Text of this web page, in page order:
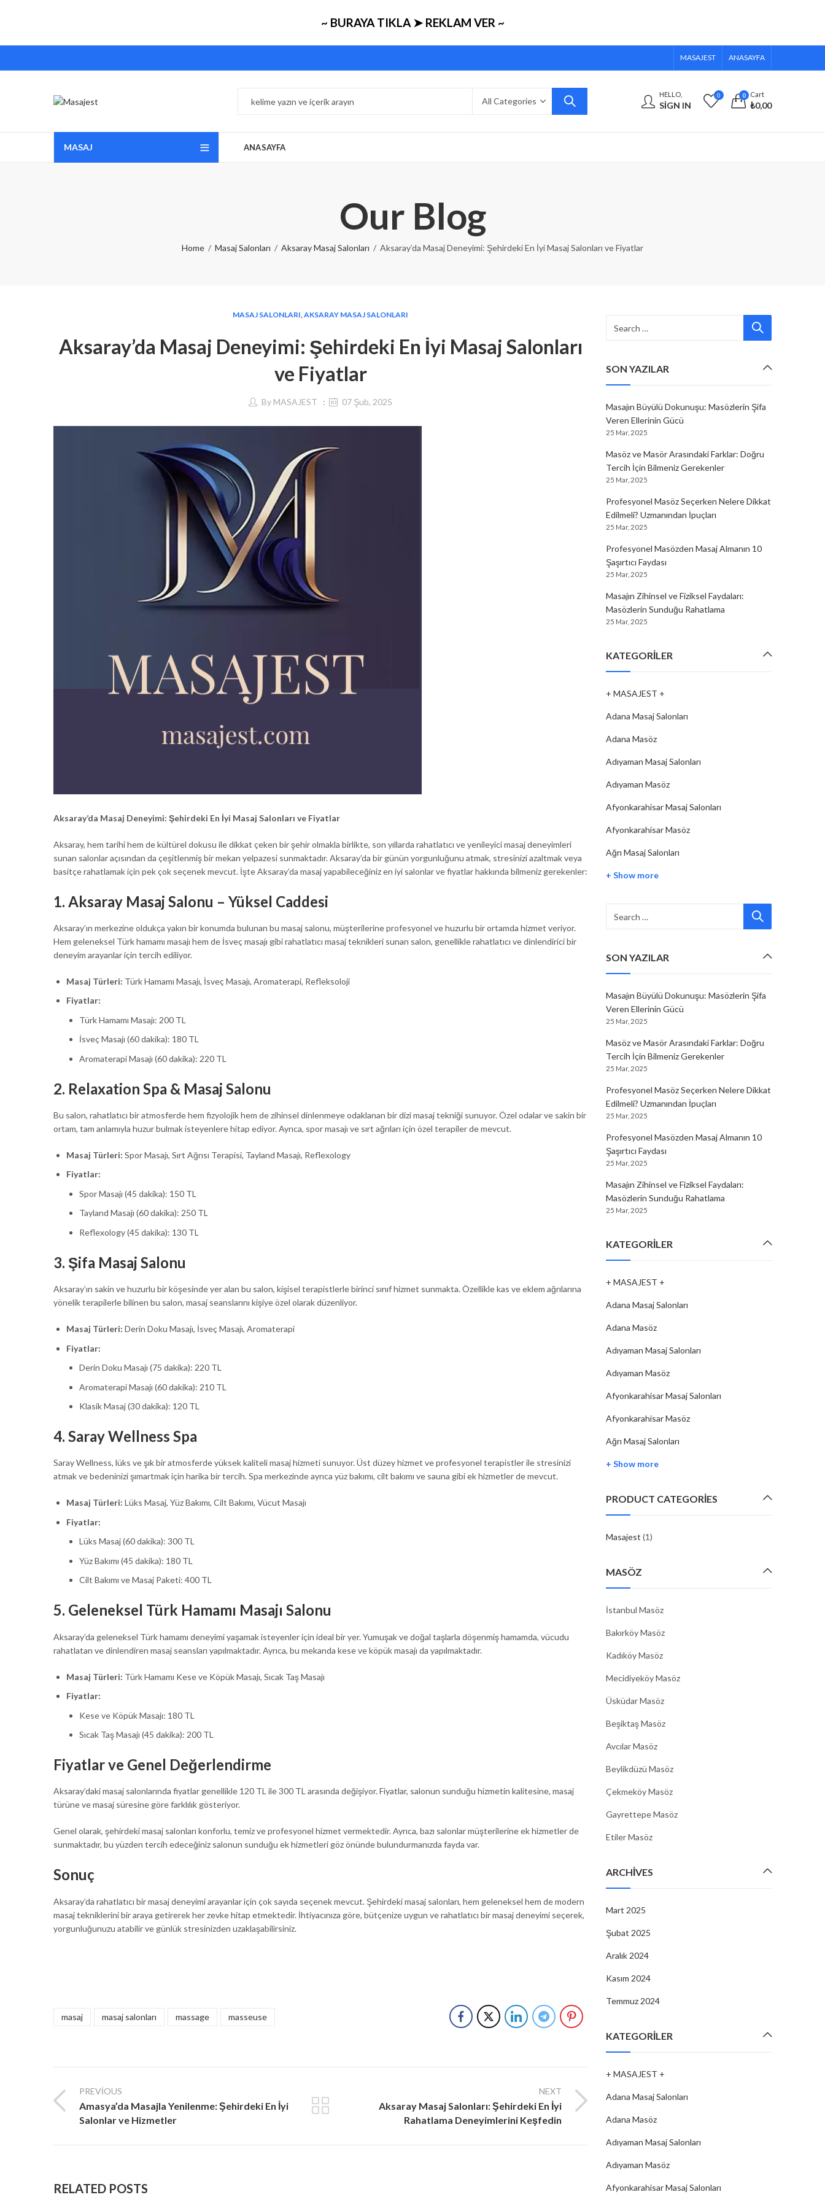
~ BURAYA TIKLA ➤ REKLAM VER ~
MASAJEST ANASAYFA
HELLO,
SIGN IN
0 0 Cart
₺0,00
MASAJ ANASAYFA
Our Blog
Home Masaj Salonları Aksaray Masaj Salonları Aksaray’da Masaj Deneyimi: Şehirdeki En İyi Masaj Salonları ve Fiyatlar
MASAJ SALONLARI,AKSARAY MASAJ SALONLARI
Aksaray’da Masaj Deneyimi: Şehirdeki En İyi Masaj Salonları
ve Fiyatlar
By MASAJEST 07 Şub, 2025
Aksaray’da Masaj Deneyimi: Şehirdeki En İyi Masaj Salonları ve Fiyatlar
Aksaray, hem tarihi hem de kültürel dokusu ile dikkat çeken bir şehir olmakla birlikte, son yıllarda rahatlatıcı ve yenileyici masaj deneyimleri
sunan salonlar açısından da çeşitlenmiş bir mekan yelpazesi sunmaktadır. Aksaray’da bir günün yorgunluğunu atmak, stresinizi azaltmak veya
basitçe rahatlamak için pek çok seçenek mevcut. İşte Aksaray’da masaj yapabileceğiniz en iyi salonlar ve fiyatlar hakkında bilmeniz gerekenler:
1. Aksaray Masaj Salonu – Yüksel Caddesi
Aksaray’ın merkezine oldukça yakın bir konumda bulunan bu masaj salonu, müşterilerine profesyonel ve huzurlu bir ortamda hizmet veriyor.
Hem geleneksel Türk hamamı masajı hem de İsveç masajı gibi rahatlatıcı masaj teknikleri sunan salon, genellikle rahatlatıcı ve dinlendirici bir
deneyim arayanlar için tercih ediliyor.
Masaj Türleri: Türk Hamamı Masajı, İsveç Masajı, Aromaterapi, Refleksoloji
Fiyatlar:
Türk Hamamı Masajı: 200 TL
İsveç Masajı (60 dakika): 180 TL
Aromaterapi Masajı (60 dakika): 220 TL
2. Relaxation Spa & Masaj Salonu
Bu salon, rahatlatıcı bir atmosferde hem fizyolojik hem de zihinsel dinlenmeye odaklanan bir dizi masaj tekniği sunuyor. Özel odalar ve sakin bir
ortam, tam anlamıyla huzur bulmak isteyenlere hitap ediyor. Ayrıca, spor masajı ve sırt ağrıları için özel terapiler de mevcut.
Masaj Türleri: Spor Masajı, Sırt Ağrısı Terapisi, Tayland Masajı, Reflexology
Fiyatlar:
Spor Masajı (45 dakika): 150 TL
Tayland Masajı (60 dakika): 250 TL
Reflexology (45 dakika): 130 TL
3. Şifa Masaj Salonu
Aksaray’ın sakin ve huzurlu bir köşesinde yer alan bu salon, kişisel terapistlerle birinci sınıf hizmet sunmakta. Özellikle kas ve eklem ağrılarına
yönelik terapilerle bilinen bu salon, masaj seanslarını kişiye özel olarak düzenliyor.
Masaj Türleri: Derin Doku Masajı, İsveç Masajı, Aromaterapi
Fiyatlar:
Derin Doku Masajı (75 dakika): 220 TL
Aromaterapi Masajı (60 dakika): 210 TL
Klasik Masaj (30 dakika): 120 TL
4. Saray Wellness Spa
Saray Wellness, lüks ve şık bir atmosferde yüksek kaliteli masaj hizmeti sunuyor. Üst düzey hizmet ve profesyonel terapistler ile stresinizi
atmak ve bedeninizi şımartmak için harika bir tercih. Spa merkezinde ayrıca yüz bakımı, cilt bakımı ve sauna gibi ek hizmetler de mevcut.
Masaj Türleri: Lüks Masaj, Yüz Bakımı, Cilt Bakımı, Vücut Masajı
Fiyatlar:
Lüks Masaj (60 dakika): 300 TL
Yüz Bakımı (45 dakika): 180 TL
Cilt Bakımı ve Masaj Paketi: 400 TL
5. Geleneksel Türk Hamamı Masajı Salonu
Aksaray’da geleneksel Türk hamamı deneyimi yaşamak isteyenler için ideal bir yer. Yumuşak ve doğal taşlarla döşenmiş hamamda, vücudu
rahatlatan ve dinlendiren masaj seansları yapılmaktadır. Ayrıca, bu mekanda kese ve köpük masajı da yapılmaktadır.
Masaj Türleri: Türk Hamamı Kese ve Köpük Masajı, Sıcak Taş Masajı
Fiyatlar:
Kese ve Köpük Masajı: 180 TL
Sıcak Taş Masajı (45 dakika): 200 TL
Fiyatlar ve Genel Değerlendirme
Aksaray’daki masaj salonlarında fiyatlar genellikle 120 TL ile 300 TL arasında değişiyor. Fiyatlar, salonun sunduğu hizmetin kalitesine, masaj
türüne ve masaj süresine göre farklılık gösteriyor.
Genel olarak, şehirdeki masaj salonları konforlu, temiz ve profesyonel hizmet vermektedir. Ayrıca, bazı salonlar müşterilerine ek hizmetler de
sunmaktadır, bu yüzden tercih edeceğiniz salonun sunduğu ek hizmetleri göz önünde bulundurmanızda fayda var.
Sonuç
Aksaray’da rahatlatıcı bir masaj deneyimi arayanlar için çok sayıda seçenek mevcut. Şehirdeki masaj salonları, hem geleneksel hem de modern
masaj tekniklerini bir araya getirerek her zevke hitap etmektedir. İhtiyacınıza göre, bütçenize uygun ve rahatlatıcı bir masaj deneyimi seçerek,
yorgunluğunuzu atabilir ve günlük stresinizden uzaklaşabilirsiniz.
masaj masaj salonları massage masseuse
PREVIOUS
Amasya’da Masajla Yenilenme: Şehirdeki En İyi
Salonlar ve Hizmetler
NEXT
Aksaray Masaj Salonları: Şehirdeki En İyi
Rahatlama Deneyimlerini Keşfedin
RELATED POSTS
SON YAZILAR
Masajın Büyülü Dokunuşu: Masözlerin Şifa
Veren Ellerinin Gücü
25 Mar, 2025
Masöz ve Masör Arasındaki Farklar: Doğru
Tercih İçin Bilmeniz Gerekenler
25 Mar, 2025
Profesyonel Masöz Seçerken Nelere Dikkat
Edilmeli? Uzmanından İpuçları
25 Mar, 2025
Profesyonel Masözden Masaj Almanın 10
Şaşırtıcı Faydası
25 Mar, 2025
Masajın Zihinsel ve Fiziksel Faydaları:
Masözlerin Sunduğu Rahatlama
25 Mar, 2025
KATEGORILER
+ MASAJEST +
Adana Masaj Salonları
Adana Masöz
Adıyaman Masaj Salonları
Adıyaman Masöz
Afyonkarahisar Masaj Salonları
Afyonkarahisar Masöz
Ağrı Masaj Salonları
+ Show more
SON YAZILAR
Masajın Büyülü Dokunuşu: Masözlerin Şifa
Veren Ellerinin Gücü
25 Mar, 2025
Masöz ve Masör Arasındaki Farklar: Doğru
Tercih İçin Bilmeniz Gerekenler
25 Mar, 2025
Profesyonel Masöz Seçerken Nelere Dikkat
Edilmeli? Uzmanından İpuçları
25 Mar, 2025
Profesyonel Masözden Masaj Almanın 10
Şaşırtıcı Faydası
25 Mar, 2025
Masajın Zihinsel ve Fiziksel Faydaları:
Masözlerin Sunduğu Rahatlama
25 Mar, 2025
KATEGORILER
+ MASAJEST +
Adana Masaj Salonları
Adana Masöz
Adıyaman Masaj Salonları
Adıyaman Masöz
Afyonkarahisar Masaj Salonları
Afyonkarahisar Masöz
Ağrı Masaj Salonları
+ Show more
PRODUCT CATEGORIES
Masajest (1)
MASÖZ
İstanbul Masöz
Bakırköy Masöz
Kadıköy Masöz
Mecidiyeköy Masöz
Üsküdar Masöz
Beşiktaş Masöz
Avcılar Masöz
Beylikdüzü Masöz
Çekmeköy Masöz
Gayrettepe Masöz
Etiler Masöz
ARCHIVES
Mart 2025
Şubat 2025
Aralık 2024
Kasım 2024
Temmuz 2024
KATEGORILER
+ MASAJEST +
Adana Masaj Salonları
Adana Masöz
Adıyaman Masaj Salonları
Adıyaman Masöz
Afyonkarahisar Masaj Salonları